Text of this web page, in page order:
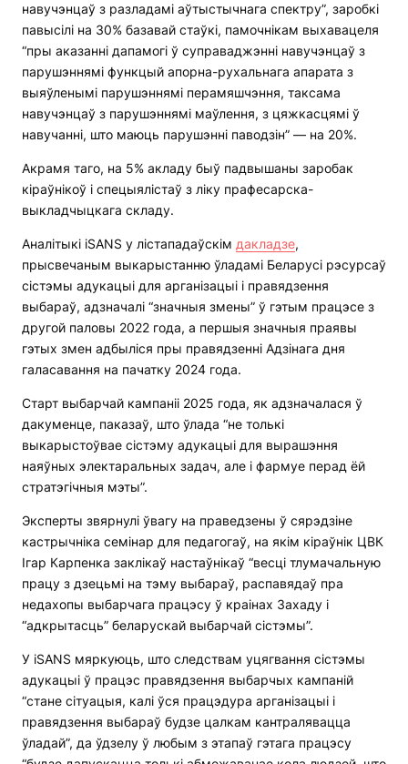
навучэнцаў з разладамі аўтыстычнага спектру”, заробкі
павысілі на 30% базавай стаўкі, памочнікам выхавацеля
“пры аказанні дапамогі ў суправаджэнні навучэнцаў з
парушэннямі функцый апорна-рухальнага апарата з
выяўленымі парушэннямі перамяшчэння, таксама
навучэнцаў з парушэннямі маўлення, з цяжкасцямі ў
навучанні, што маюць парушэнні паводзін” — на 20%.
Акрамя таго, на 5% акладу быў падвышаны заробак
кіраўнікоў і спецыялістаў з ліку прафесарска-
выкладчыцкага складу.
Аналітыкі iSANS у лістападаўскім дакладзе,
прысвечаным выкарыстанню ўладамі Беларусі рэсурсаў
сістэмы адукацыі для арганізацыі і правядзення
выбараў, адзначалі “значныя змены” ў гэтым працэсе з
другой паловы 2022 года, а першыя значныя праявы
гэтых змен адбыліся пры правядзенні Адзінага дня
галасавання на пачатку 2024 года.
Старт выбарчай кампаніі 2025 года, як адзначалася ў
дакуменце, паказаў, што ўлада “не толькі
выкарыстоўвае сістэму адукацыі для вырашэння
наяўных электаральных задач, але і фармуе перад ёй
стратэгічныя мэты”.
Эксперты звярнулі ўвагу на праведзены ў сярэдзіне
кастрычніка семінар для педагогаў, на якім кіраўнік ЦВК
Ігар Карпенка заклікаў настаўнікаў “весці тлумачальную
працу з дзецьмі на тэму выбараў, распавядаў пра
недахопы выбарчага працэсу ў краінах Захаду і
“адкрытасць” беларускай выбарчай сістэмы”.
У iSANS мяркуюць, што следствам уцягвання сістэмы
адукацыі ў працэс правядзення выбарчых кампаній
“стане сітуацыя, калі ўся працэдура арганізацыі і
правядзення выбараў будзе цалкам кантралявацца
ўладай”, да ўдзелу ў любым з этапаў гэтага працэсу